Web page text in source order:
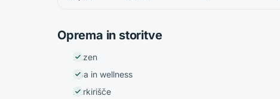
Oprema in storitve
Bazen
Spa in wellness
Parkirišče